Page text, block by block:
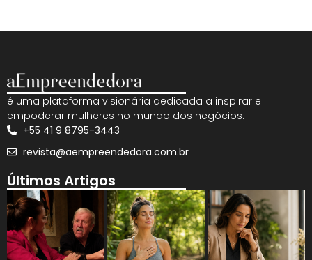
é uma plataforma visionária dedicada a inspirar e
empoderar mulheres no mundo dos negócios.
+55 41 9 8795-3443
revista@aempreendedora.com.br
Últimos Artigos